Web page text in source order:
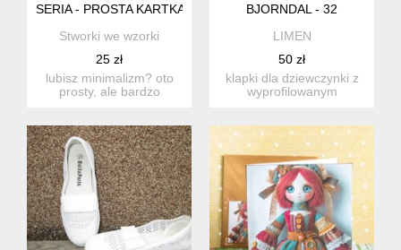
SERIA - PROSTA KARTKA I KOPERTA - DLA CÓRECZKI ( NR 1
Stworki we wzorki
25 zł
lubisz minimalizm? oto
prosty, ale bardzo
BJORNDAL - 32
LIMEN
50 zł
klapki dla dziewczynki z
wyprofilowanym